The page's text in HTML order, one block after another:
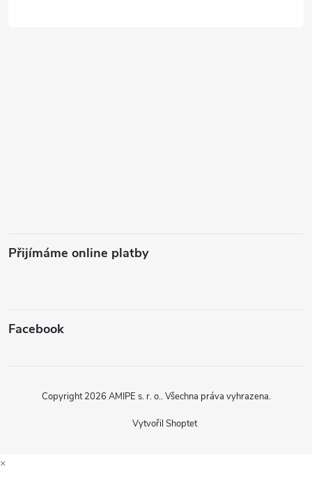
Přijímáme online platby
Facebook
Vytvořil Shoptet
Copyright 2026 AMIPE s. r. o.. Všechna práva vyhrazena.
×